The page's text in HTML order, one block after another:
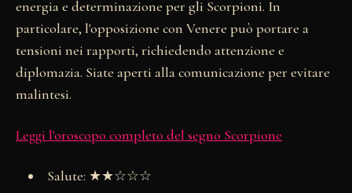
energia e determinazione per gli Scorpioni. In
particolare, l'opposizione con Venere può portare a
tensioni nei rapporti, richiedendo attenzione e
diplomazia. Siate aperti alla comunicazione per evitare
malintesi.
Leggi l'oroscopo completo del segno Scorpione
Salute: ★★☆☆☆